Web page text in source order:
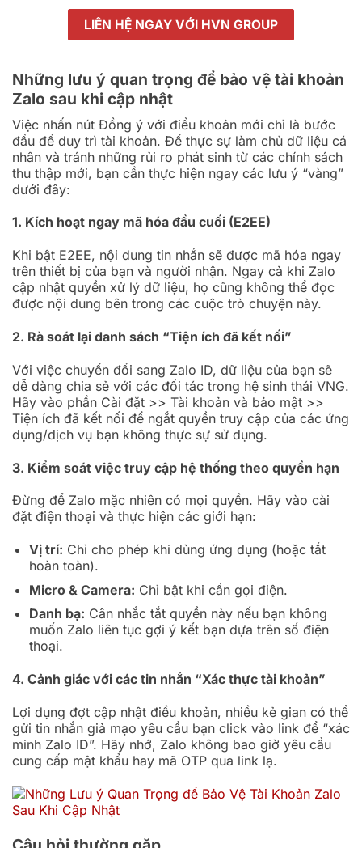
LIÊN HỆ NGAY VỚI HVN GROUP
Những lưu ý quan trọng để bảo vệ tài khoản
Zalo sau khi cập nhật
Việc nhấn nút Đồng ý với điều khoản mới chỉ là bước
đầu để duy trì tài khoản. Để thực sự làm chủ dữ liệu cá
nhân và tránh những rủi ro phát sinh từ các chính sách
thu thập mới, bạn cần thực hiện ngay các lưu ý “vàng”
dưới đây:
1. Kích hoạt ngay mã hóa đầu cuối (E2EE)
Khi bật E2EE, nội dung tin nhắn sẽ được mã hóa ngay
trên thiết bị của bạn và người nhận. Ngay cả khi Zalo
cập nhật quyền xử lý dữ liệu, họ cũng không thể đọc
được nội dung bên trong các cuộc trò chuyện này.
2. Rà soát lại danh sách “Tiện ích đã kết nối”
Với việc chuyển đổi sang Zalo ID, dữ liệu của bạn sẽ
dễ dàng chia sẻ với các đối tác trong hệ sinh thái VNG.
Hãy vào phần Cài đặt >> Tài khoản và bảo mật >>
Tiện ích đã kết nối để ngắt quyền truy cập của các ứng
dụng/dịch vụ bạn không thực sự sử dụng.
3. Kiểm soát việc truy cập hệ thống theo quyền hạn
Đừng để Zalo mặc nhiên có mọi quyền. Hãy vào cài
đặt điện thoại và thực hiện các giới hạn:
Vị trí: Chỉ cho phép khi dùng ứng dụng (hoặc tắt
hoàn toàn).
Micro & Camera: Chỉ bật khi cần gọi điện.
Danh bạ: Cân nhắc tắt quyền này nếu bạn không
muốn Zalo liên tục gợi ý kết bạn dựa trên số điện
thoại.
4. Cảnh giác với các tin nhắn “Xác thực tài khoản”
Lợi dụng đợt cập nhật điều khoản, nhiều kẻ gian có thể
gửi tin nhắn giả mạo yêu cầu bạn click vào link để “xác
minh Zalo ID”. Hãy nhớ, Zalo không bao giờ yêu cầu
cung cấp mật khẩu hay mã OTP qua link lạ.